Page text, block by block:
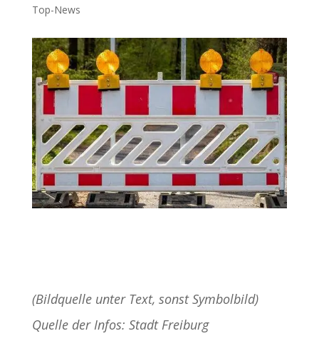
Top-News
(Bildquelle unter Text, sonst Symbolbild)
Quelle der Infos: Stadt Freiburg